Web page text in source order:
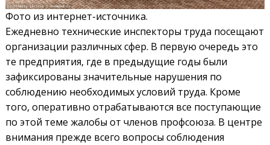
Фото из интернет-источника.
Ежедневно технические инспекторы труда посещают
организации различных сфер. В первую очередь это
те предприятия, где в предыдущие годы были
зафиксированы значительные нарушения по
соблюдению необходимых условий труда. Кроме
того, оперативно отрабатываются все поступающие
по этой теме жалобы от членов профсоюза. В центре
внимания прежде всего вопросы соблюдения